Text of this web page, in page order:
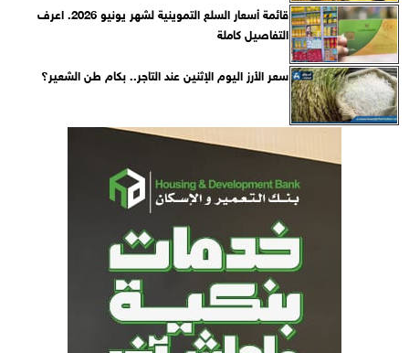
قائمة أسعار السلع التموينية لشهر يونيو 2026. اعرف
التفاصيل كاملة
سعر الأرز اليوم الإثنين عند التاجر.. بكام طن الشعير؟